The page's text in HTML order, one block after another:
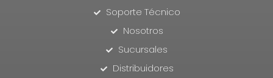
Soporte Técnico
Nosotros
Sucursales
Distribuidores